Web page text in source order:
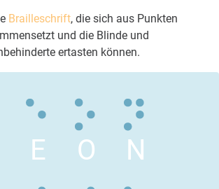
Brailleschrift, die sich aus Punkten
und die Blinde und
ertasten können.
E O N